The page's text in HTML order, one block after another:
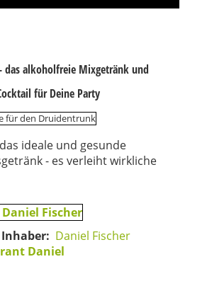
das alkoholfreie Mixgetränk und
für Deine Party
ideale und gesunde
- es verleiht wirkliche
Daniel Fischer
Daniel